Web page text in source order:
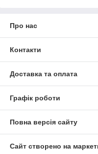
Про нас
Контакти
Доставка та оплата
Графік роботи
Повна версія сайту
Сайт створено на